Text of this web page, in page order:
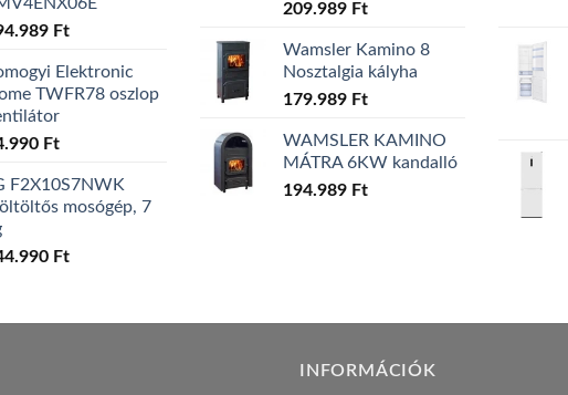
Ft
Elektronic
TWFR78 oszlop
Ft
F2X10S7NWK
mosógép, 7
Ft
209.989 Ft
Wamsler Kamino 8
Nosztalgia kályha
179.989 Ft
WAMSLER KAMINO
MÁTRA 6KW kandalló
194.989 Ft
INFORMÁCIÓK